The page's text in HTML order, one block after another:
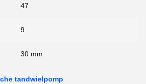
47
9
30 mm
tandwielpomp